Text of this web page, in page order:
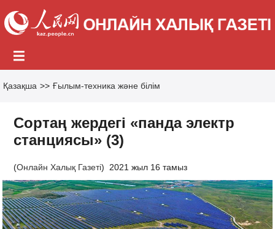
Қазақша >> Ғылым-техника және білім
Сортаң жердегі «панда электр
станциясы» (3)
(Онлайн Халық Газеті) 2021 жыл 16 тамыз